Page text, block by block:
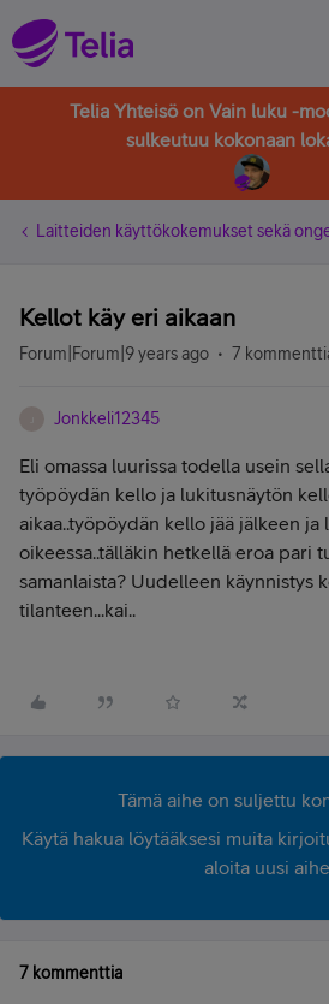
Telia Yhteisö on Vain luku -
sulkeutuu kokonaan
Laitteiden käyttökokemukset sekä
Kellot käy eri aikaan
Forum|Forum|9 years ago 7
Jonkkeli12345
Eli omassa luurissa todella usein
työpöydän kello ja lukitusnäytön
aikaa..työpöydän kello jää jälkeen ja
oikeessa..tälläkin hetkellä eroa pari
samanlaista? Uudelleen käynnistys
tilanteen...kai..
Tämä aihe on suljettu
Käytä hakua löytääksesi muita
aloita uusi
7 kommenttia